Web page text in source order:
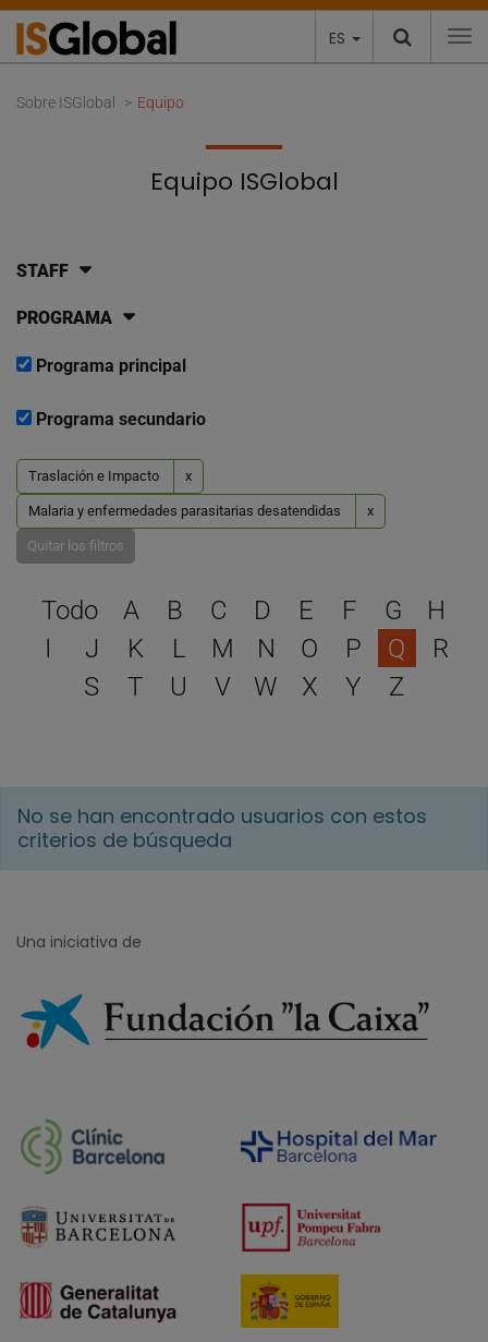
ES
Sobre ISGlobal Equipo
Equipo ISGlobal
STAFF
PROGRAMA
Programa principal
Programa secundario
Traslación e Impacto x
Malaria y enfermedades parasitarias desatendidas x
Quitar los filtros
Selecciona una letra
Todo A B C D E F G
H
I
J K L M N O P Q
R
S
T U V W X Y Z
No se han encontrado usuarios con estos
criterios de búsqueda
Una iniciativa de